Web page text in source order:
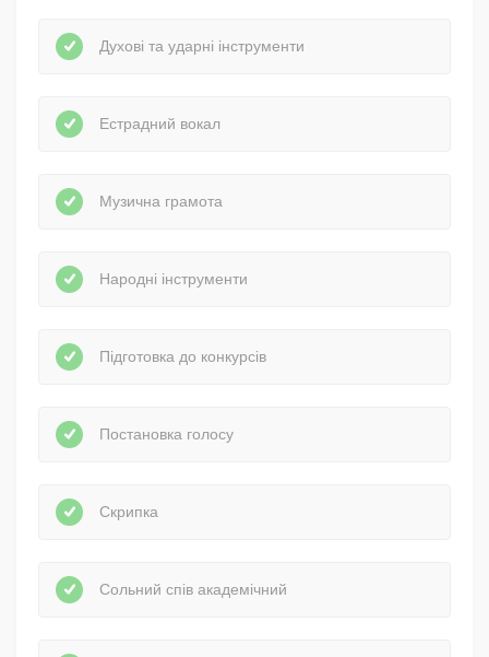
Духові та ударні інструменти
Естрадний вокал
Музична грамота
Народні інструменти
Підготовка до конкурсів
Постановка голосу
Скрипка
Сольний спів академічний